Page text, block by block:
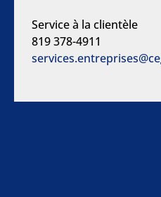
Service à la clientèle
819 378-4911